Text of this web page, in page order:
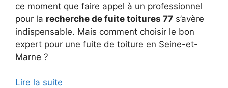
ce moment que faire appel à un professionnel
pour la recherche de fuite toitures 77 s’avère
indispensable. Mais comment choisir le bon
expert pour une fuite de toiture en Seine-et-
Marne ?
Lire la suite